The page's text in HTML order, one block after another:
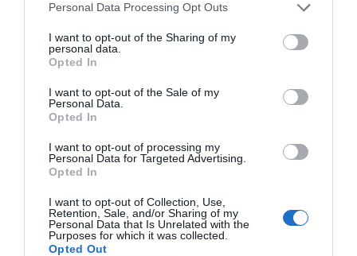
Personal Data Processing Opt Outs
I want to opt-out of the Sharing of my
personal data.
Opted In
I want to opt-out of the Sale of my
Personal Data.
Opted In
I want to opt-out of processing my
Personal Data for Targeted Advertising.
Opted In
I want to opt-out of Collection, Use,
Retention, Sale, and/or Sharing of my
Personal Data that Is Unrelated with the
Purposes for which it was collected.
Opted Out
Inversión pública
Compartir
Publicidad